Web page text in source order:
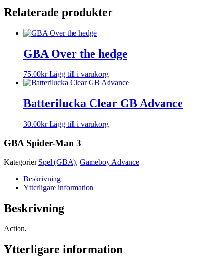
Relaterade produkter
GBA Over the hedge
75.00kr Lägg till i varukorg
Batterilucka Clear GB Advance
30.00kr Lägg till i varukorg
GBA Spider-Man 3
Kategorier Spel (GBA), Gameboy Advance
Beskrivning
Ytterligare information
Beskrivning
Action.
Ytterligare information